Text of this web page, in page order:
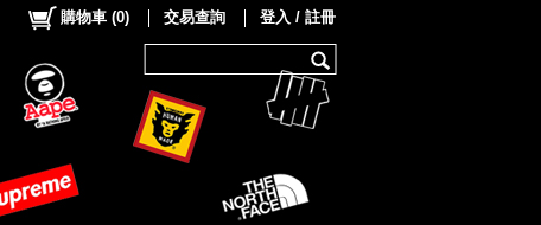
購物車 (0) 交易查詢 登入 / 註冊